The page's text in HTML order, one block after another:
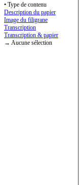
• Type de contenu
Description du papier
Image du filigrane
Transcription
Transcription & papier
→ Aucune sélection